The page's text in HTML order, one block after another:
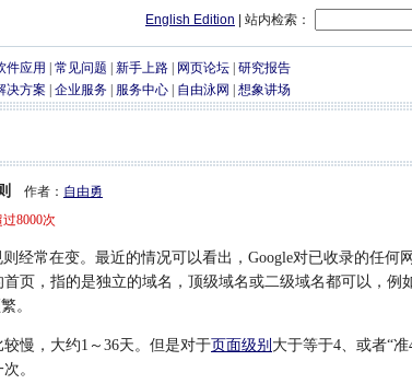
English Edition | 站内检索：
件应用 常见问题 新手上路 网页论坛 研究报告
决方案 企业服务 服务中心 自由泳网 想象讲场
作者： 自由勇
过8000次
常在变。最近的情况可以看出，Google对已收录的任何
页，指的是独立的域名，顶级域名或二级域名都可以，例
。
慢，大约1～36天。但是对于页面级别 大于等于4、或者“准
。